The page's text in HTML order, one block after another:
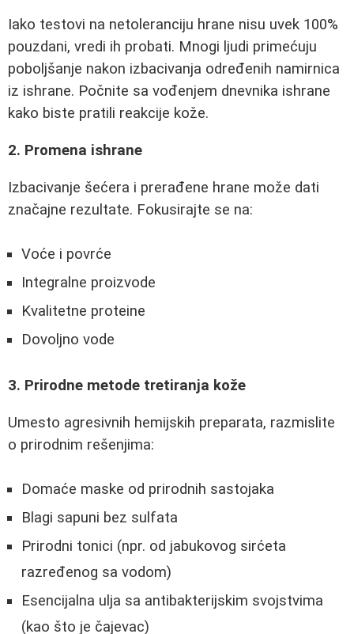
Iako testovi na netoleranciju hrane nisu uvek 100%
pouzdani, vredi ih probati. Mnogi ljudi primećuju
poboljšanje nakon izbacivanja određenih namirnica
iz ishrane. Počnite sa vođenjem dnevnika ishrane
kako biste pratili reakcije kože.
2. Promena ishrane
Izbacivanje šećera i prerađene hrane može dati
značajne rezultate. Fokusirajte se na:
Voće i povrće
Integralne proizvode
Kvalitetne proteine
Dovoljno vode
3. Prirodne metode tretiranja kože
Umesto agresivnih hemijskih preparata, razmislite
o prirodnim rešenjima:
Domaće maske od prirodnih sastojaka
Blagi sapuni bez sulfata
Prirodni tonici (npr. od jabukovog sirćeta
razređenog sa vodom)
Esencijalna ulja sa antibakterijskim svojstvima
(kao što je čajevac)